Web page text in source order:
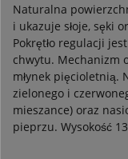
Naturalna
i ukazuje słoje, sęki
Pokrętło regulacji
chwytu. Mechanizm
młynek pięcioletnią.
zielonego i
mieszance) oraz
pieprzu. Wysokość